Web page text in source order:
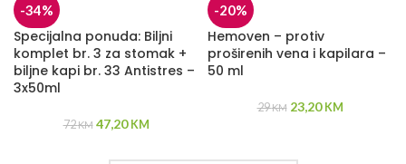
-34%
Specijalna ponuda: Biljni
komplet br. 3 za stomak +
biljne kapi br. 33 Antistres –
3x50ml
72KM 47,20 KM
-20%
Hemoven – protiv
proširenih vena i kapilara –
50 ml
29KM 23,20 KM